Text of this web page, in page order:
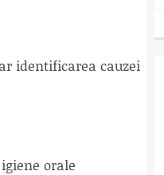
identificarea cauzei
orale